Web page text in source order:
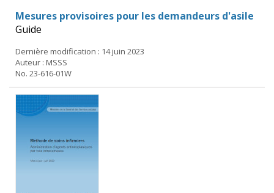
Mesures provisoires pour les demandeurs d'asile
Guide
Dernière modification : 14 juin 2023
Auteur : MSSS
No. 23-616-01W